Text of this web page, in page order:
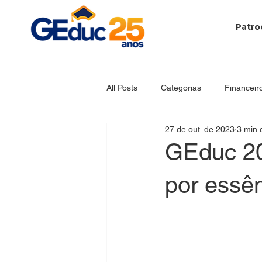
All Posts Categorias
Papo de Gestão Estratégias
Educação Básica Materiais
GEduc
por
27 de out. de 2023 3 min